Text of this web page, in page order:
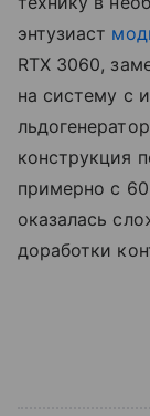
энтузиаст
RTX 3060,
на систему с
конструкция
примерно с
оказалась
доработки